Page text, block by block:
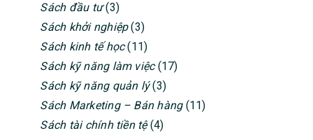
Sách đầu tư(3)
Sách khởi nghiệp(3)
Sách kinh tế học(11)
Sách kỹ năng làm việc(17)
Sách kỹ năng quản lý(3)
Sách Marketing – Bán hàng(11)
Sách tài chính tiền tệ(4)